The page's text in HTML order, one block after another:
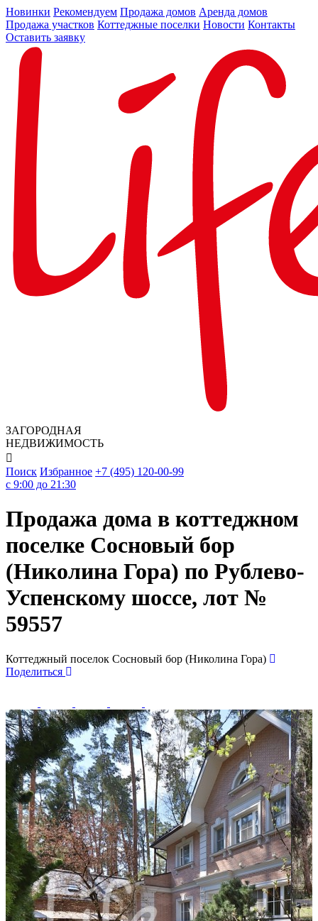
Новинки Рекомендуем Продажа домов Аренда домов
Продажа участков Коттеджные поселки Новости Контакты
Оставить заявку
ЗАГОРОДНАЯ
НЕДВИЖИМОСТЬ

Поиск Избранное +7 (495) 120-00-99
c 9:00 до 21:30
Продажа дома в коттеджном
поселке Сосновый бор
(Николина Гора) по Рублево-
Успенскому шоссе, лот №
59557
Коттеджный поселок Сосновый бор (Николина Гора)
Поделиться